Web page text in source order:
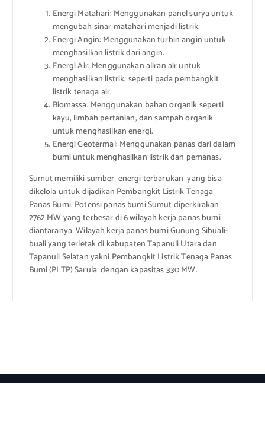
Energi Matahari: Menggunakan panel surya untuk
mengubah sinar matahari menjadi listrik.
Energi Angin: Menggunakan turbin angin untuk
menghasilkan listrik dari angin.
Energi Air: Menggunakan aliran air untuk
menghasilkan listrik, seperti pada pembangkit
listrik tenaga air.
Biomassa: Menggunakan bahan organik seperti
kayu, limbah pertanian, dan sampah organik
untuk menghasilkan energi.
Energi Geotermal: Menggunakan panas dari dalam
bumi untuk menghasilkan listrik dan pemanas.
Sumut memiliki sumber energi terbarukan yang bisa
dikelola untuk dijadikan Pembangkit Listrik Tenaga
Panas Bumi. Potensi panas bumi Sumut diperkirakan
2762 MW yang terbesar di 6 wilayah kerja panas bumi
diantaranya Wilayah kerja panas bumi Gunung Sibuali-
buali yang terletak di kabupaten Tapanuli Utara dan
Tapanuli Selatan yakni Pembangkit Listrik Tenaga Panas
Bumi (PLTP) Sarula dengan kapasitas 330 MW.